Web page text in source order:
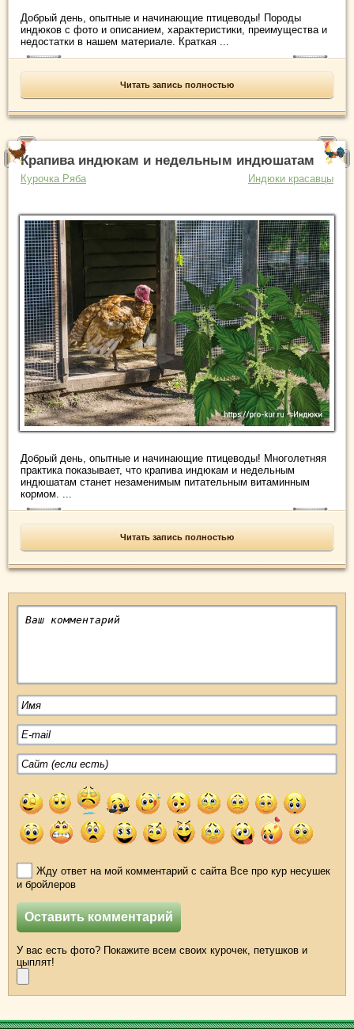
Добрый день, опытные и начинающие птицеводы! Породы
индюков с фото и описанием, характеристики, преимущества и
недостатки в нашем материале. Краткая ...
Читать запись полностью
Крапива индюкам и недельным индюшатам
Курочка Ряба Индюки красавцы
Добрый день, опытные и начинающие птицеводы! Многолетняя
практика показывает, что крапива индюкам и недельным
индюшатам станет незаменимым питательным витаминным
кормом. ...
Читать запись полностью
Жду ответ на мой комментарий с сайта Все про кур несушек
и бройлеров
У вас есть фото? Покажите всем своих курочек, петушков и
цыплят!